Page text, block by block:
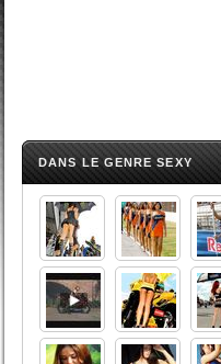
DANS LE GENRE SEXY